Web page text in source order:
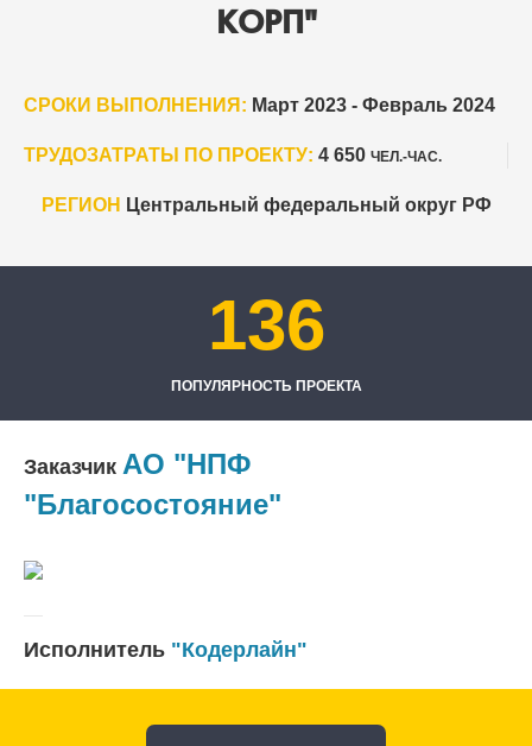
КОРП"
СРОКИ ВЫПОЛНЕНИЯ: Март 2023 - Февраль 2024
ТРУДОЗАТРАТЫ ПО ПРОЕКТУ: 4 650 ЧЕЛ.-ЧАС.
РЕГИОН Центральный федеральный округ РФ
136
ПОПУЛЯРНОСТЬ ПРОЕКТА
Заказчик АО "НПФ
"Благосостояние"
Исполнитель "Кодерлайн"